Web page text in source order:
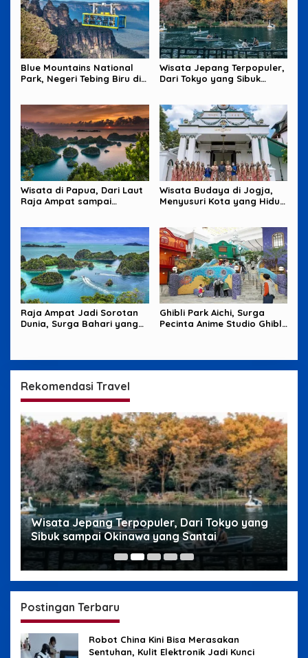
Blue Mountains National
Park, Negeri Tebing Biru di
Wisata Jepang Terpopuler,
Dari Tokyo yang Sibuk
Wisata di Papua, Dari Laut
Raja Ampat sampai
Wisata Budaya di Jogja,
Menyusuri Kota yang Hidup
Raja Ampat Jadi Sorotan
Dunia, Surga Bahari yang
Ghibli Park Aichi, Surga
Pecinta Anime Studio Ghibli
Rekomendasi Travel
Wisata Jepang Terpopuler, Dari Tokyo yang
Sibuk sampai Okinawa yang Santai
Postingan Terbaru
Robot China Kini Bisa Merasakan
Sentuhan, Kulit Elektronik Jadi Kunci